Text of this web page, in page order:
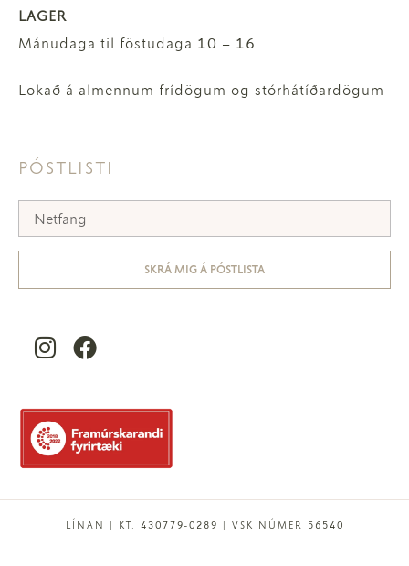
LAGER
Mánudaga til föstudaga 10 – 16
Lokað á almennum frídögum og stórhátíðardögum
PÓSTLISTI
SKRÁ MIG Á PÓSTLISTA
LÍNAN | KT. 430779-0289 | VSK NÚMER 56540